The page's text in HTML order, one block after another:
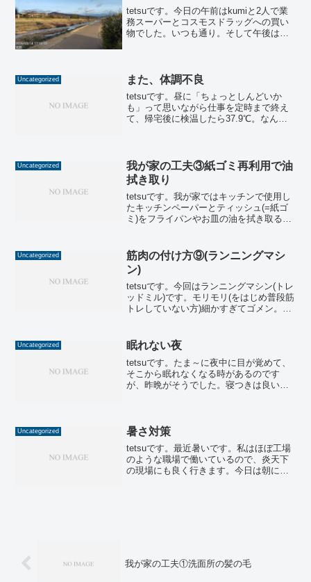
tetsuです。今日の午前はkumiと2人で業
務スーパーとコスモスドラッグへの買い
物でした。いつも通り。そして午後は筋
イ・・・」...
Uncategorized また、体調不良
tetsuです。昼に「ちょっとしんどいか
も」って思いながら仕事を定時まで終え
て、帰宅後に検温したら37.9℃。なん
薬をもらってきまし...
Uncategorized
我が家の工夫③紙ゴミ再利用で油
拭き取り
tetsuです。我が家ではキッチンで使用し
たキッチンペーパーとティッシュ(=紙ゴ
ミ)をフライパンやお皿の油を拭き取るた
を拭き取っただけのものなど乾いたら使
える紙ゴミも結...
Uncategorized
筋肉の付け方⑨(ランニングマシ
ン)
tetsuです。今回はランニングマシン(トレ
ッドミル)です。モリモリ(をはじめ普段筋
トレしていない方)細かすぎてゴメン。で
チ(腹筋)④懸垂⑤ランニングマシ
ン ...
Uncategorized 眠れない夜
tetsuです。たま～に夜中に目が覚めて、
そこから眠れなくなる時があるのです
が、昨晩がそうでした。寝つきは良い方
イミングです。昨晩...
Uncategorized 暑さ対策
tetsuです。最近暑いです。私はほぼ工場
のような職場で働いているので、炎天下
の現場にも良く行きます。今日は朝に雨
我が家の工夫①洗面所の髪の毛